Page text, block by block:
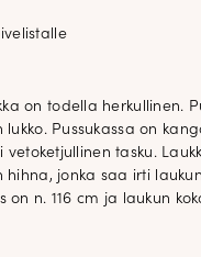
on todella herkullinen.
lukko. Pussukassa on
vetoketjullinen tasku.
hihna, jonka saa irti
on n. 116 cm ja laukun